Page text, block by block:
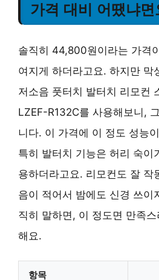
가격 대비 어땠냐면
솔직히 44,800원이라는 가격
여지게 하더라고요. 하지만 막
저소음 풋터치 발터치 리모컨
LZEF-R132C를 사용해보니,
니다. 이 가격에 이 정도 성능
특히 발터치 기능은 허리 숙이
용하더라고요. 리모컨도 잘 작
음이 적어서 밤에도 신경 쓰이
직히 말하면, 이 정도면 만족
해요.
항목